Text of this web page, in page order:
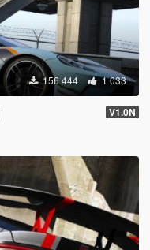
156 444 1 033
V1.0N